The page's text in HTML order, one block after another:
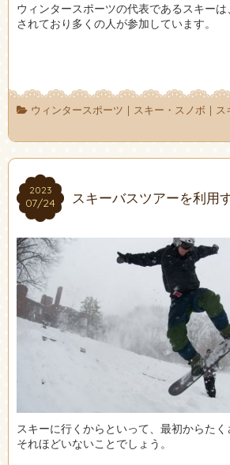
ウィンタースポーツの代表であるスキー
されており多くの人が参加しています。
ウィンタースポーツ | スキー・スノボ | ス
2023
07/24
2023
07/24 スキーバスツアーを利用
スキーに行くからといって、最初からた
それほどいないことでしょう。